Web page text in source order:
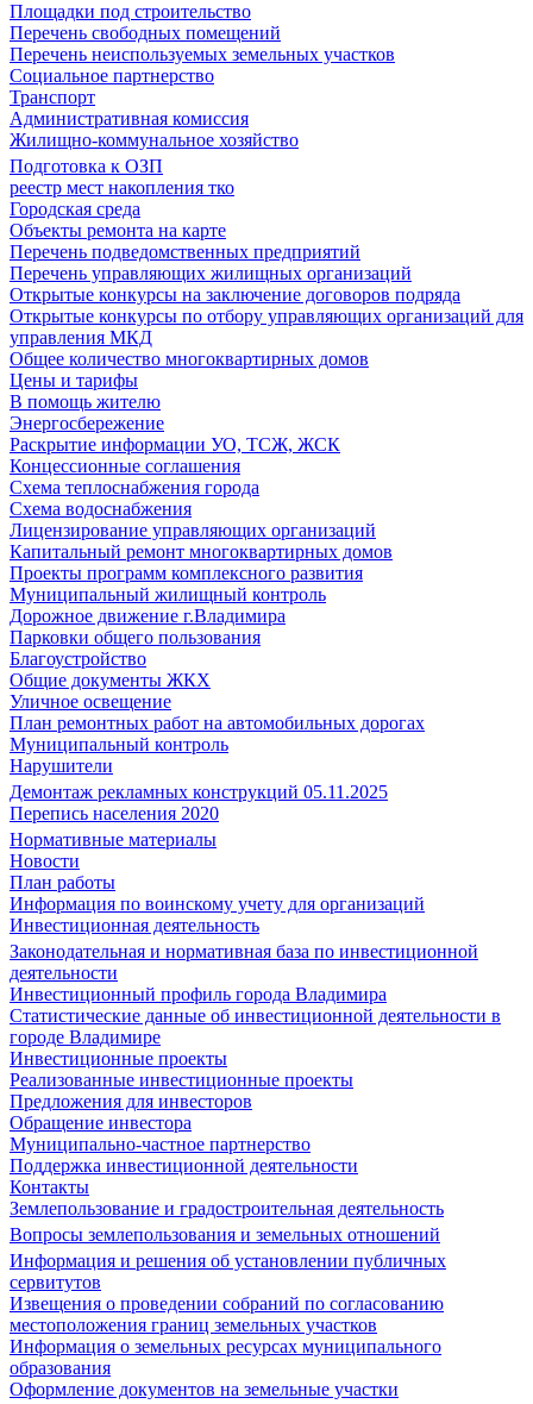
Площадки под строительство
Перечень свободных помещений
Перечень неиспользуемых земельных участков
Социальное партнерство
Транспорт
Административная комиссия
Жилищно-коммунальное хозяйство
Подготовка к ОЗП
реестр мест накопления тко
Городская среда
Объекты ремонта на карте
Перечень подведомственных предприятий
Перечень управляющих жилищных организаций
Открытые конкурсы на заключение договоров подряда
Открытые конкурсы по отбору управляющих организаций для
управления МКД
Общее количество многоквартирных домов
Цены и тарифы
В помощь жителю
Энергосбережение
Раскрытие информации УО, ТСЖ, ЖСК
Концессионные соглашения
Схема теплоснабжения города
Схема водоснабжения
Лицензирование управляющих организаций
Капитальный ремонт многоквартирных домов
Проекты программ комплексного развития
Муниципальный жилищный контроль
Дорожное движение г.Владимира
Парковки общего пользования
Благоустройство
Общие документы ЖКХ
Уличное освещение
План ремонтных работ на автомобильных дорогах
Муниципальный контроль
Нарушители
Демонтаж рекламных конструкций 05.11.2025
Перепись населения 2020
Нормативные материалы
Новости
План работы
Информация по воинскому учету для организаций
Инвестиционная деятельность
Законодательная и нормативная база по инвестиционной
деятельности
Инвестиционный профиль города Владимира
Статистические данные об инвестиционной деятельности в
городе Владимире
Инвестиционные проекты
Реализованные инвестиционные проекты
Предложения для инвесторов
Обращение инвестора
Муниципально-частное партнерство
Поддержка инвестиционной деятельности
Контакты
Землепользование и градостроительная деятельность
Вопросы землепользования и земельных отношений
Информация и решения об установлении публичных
сервитутов
Извещения о проведении собраний по согласованию
местоположения границ земельных участков
Информация о земельных ресурсах муниципального
образования
Оформление документов на земельные участки